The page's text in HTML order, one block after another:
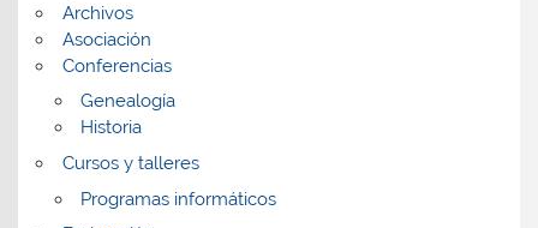
Archivos
Asociación
Conferencias
Genealogía
Historia
Cursos y talleres
Programas informáticos